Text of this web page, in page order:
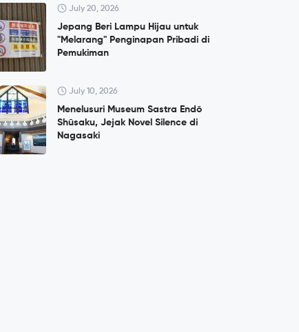
July 20, 2026
Jepang Beri Lampu Hijau untuk
"Melarang" Penginapan Pribadi di
Pemukiman
July 10, 2026
Menelusuri Museum Sastra Endō
Shūsaku, Jejak Novel Silence di
Nagasaki